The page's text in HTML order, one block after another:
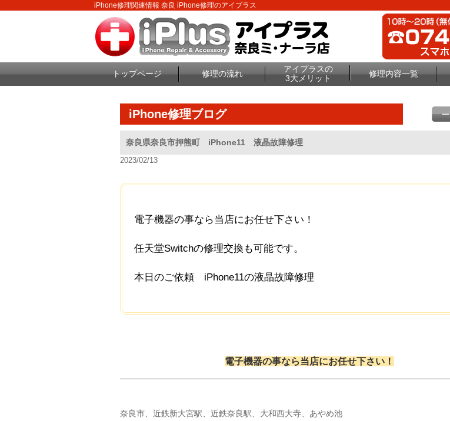
iPhone修理関連情報 奈良 iPhone修理のアイプラス
トップページ 修理の流れ
アイプラスの
3大メリット
修理内容一覧
iPhone修理ブログ
奈良県奈良市押熊町 iPhone11 液晶故障修理
2023/02/13
電子機器の事なら当店にお任せ下さい！
任天堂Switchの修理交換も可能です。
本日のご依頼 iPhone11の液晶故障修理
電子機器の事なら当店にお任せ下さい！
奈良市、近鉄新大宮駅、近鉄奈良駅、大和西大寺、あやめ池